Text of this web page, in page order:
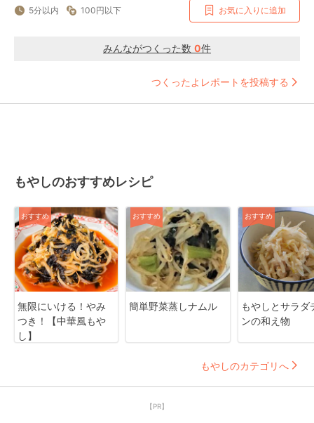
5分以内 100円以下 お気に入りに追加
みんながつくった数 0件
つくったよレポートを投稿する
もやしのおすすめレシピ
おすすめ
無限にいける！やみ
つき！【中華風もや
し】
おすすめ
簡単野菜蒸しナムル
おすすめ
もやしとサラダ
ンの和え物
もやしのカテゴリへ
【PR】